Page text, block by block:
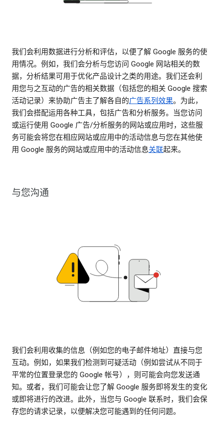
我们会利用数据进行分析和评估，以便了解 Google 服务的使
用情况。例如，我们会分析与您访问 Google 网站相关的数
据，分析结果可用于优化产品设计之类的用途。我们还会利
用您与之互动的广告的相关数据（包括您的相关 Google 搜索
活动记录）来协助广告主了解各自的广告系列效果。为此，
我们会搭配运用各种工具，包括广告和分析服务。当您访问
或运行使用 Google 广告/分析服务的网站或应用时，这些服
务可能会将您在相应网站或应用中的活动信息与您在其他使
用 Google 服务的网站或应用中的活动信息关联起来。
与您沟通
我们会利用收集的信息（例如您的电子邮件地址）直接与您
互动。例如，如果我们检测到可疑活动（例如尝试从不同于
平常的位置登录您的 Google 帐号），则可能会向您发送通
知。或者，我们可能会让您了解 Google 服务即将发生的变化
或即将进行的改进。此外，当您与 Google 联系时，我们会保
存您的请求记录，以便解决您可能遇到的任何问题。